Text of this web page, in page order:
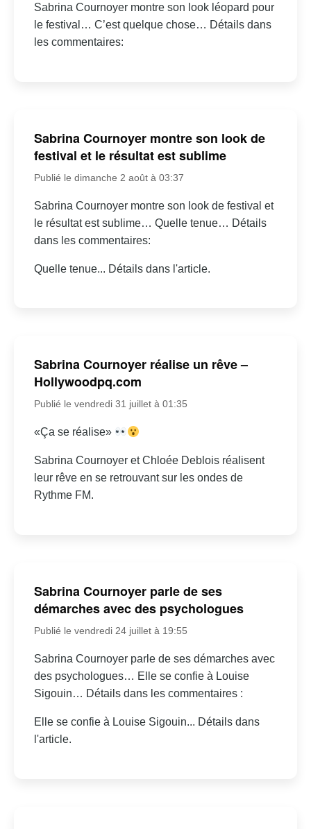
Sabrina Cournoyer montre son look léopard pour
le festival… C’est quelque chose… Détails dans
les commentaires:
Sabrina Cournoyer montre son look de
festival et le résultat est sublime
Publié le dimanche 2 août à 03:37
Sabrina Cournoyer montre son look de festival et
le résultat est sublime… Quelle tenue… Détails
dans les commentaires:
Quelle tenue... Détails dans l'article.
Sabrina Cournoyer réalise un rêve –
Hollywoodpq.com
Publié le vendredi 31 juillet à 01:35
«Ça se réalise»
Sabrina Cournoyer et Chloée Deblois réalisent
leur rêve en se retrouvant sur les ondes de
Rythme FM.
Sabrina Cournoyer parle de ses
démarches avec des psychologues
Publié le vendredi 24 juillet à 19:55
Sabrina Cournoyer parle de ses démarches avec
des psychologues… Elle se confie à Louise
Sigouin… Détails dans les commentaires :
Elle se confie à Louise Sigouin... Détails dans
l'article.